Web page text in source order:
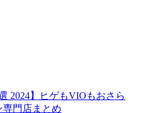
2024】ヒゲもVIOもおさら
門店まとめ